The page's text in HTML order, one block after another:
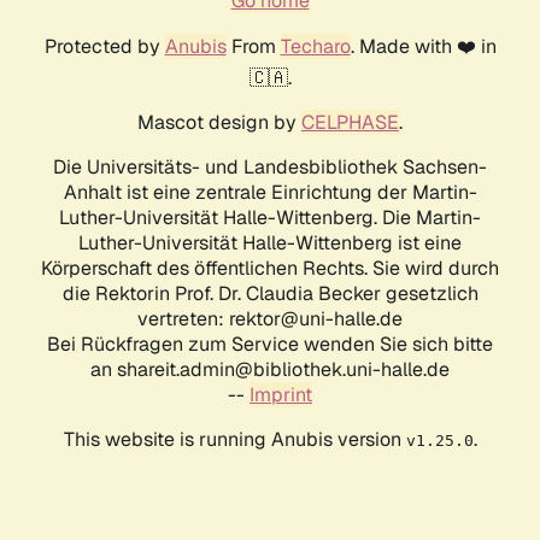
Protected by AnubisFrom Techaro. Made with ❤️ in
🇨🇦.
Mascot design by CELPHASE.
Die Universitäts- und Landesbibliothek Sachsen-
Anhalt ist eine zentrale Einrichtung der Martin-
Luther-Universität Halle-Wittenberg. Die Martin-
Luther-Universität Halle-Wittenberg ist eine
Körperschaft des öffentlichen Rechts. Sie wird durch
die Rektorin Prof. Dr. Claudia Becker gesetzlich
vertreten: rektor@uni-halle.de
Bei Rückfragen zum Service wenden Sie sich bitte
an shareit.admin@bibliothek.uni-halle.de
-- Imprint
This website is running Anubis version v1.25.0.